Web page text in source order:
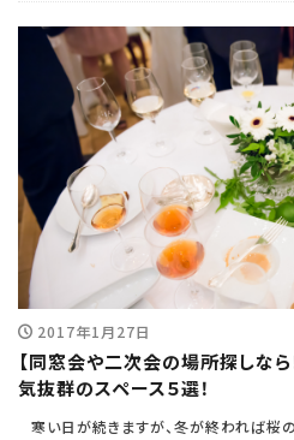
2017年1月27日
【同窓会や二次会の場所探しな
気抜群のスペース５選！
寒い日が続きますが、冬が終われば桜